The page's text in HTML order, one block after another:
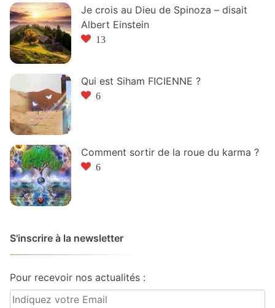
Je crois au Dieu de Spinoza – disait
Albert Einstein
13
Qui est Siham FICIENNE ?
6
Comment sortir de la roue du karma ?
6
S'inscrire à la newsletter
Pour recevoir nos actualités :